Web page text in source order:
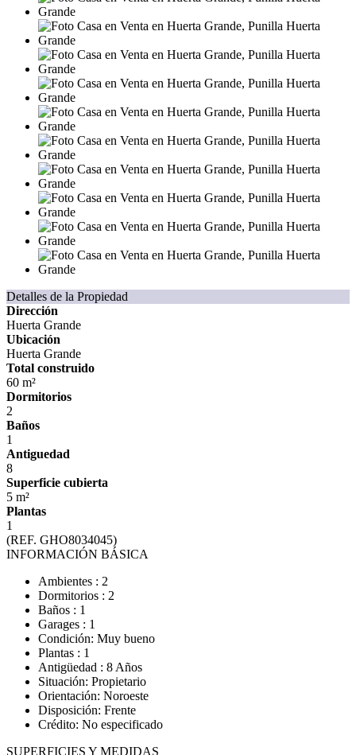
Detalles de la Propiedad
Dirección
Huerta Grande
Ubicación
Huerta Grande
Total construido
60 m²
Dormitorios
2
Baños
1
Antiguedad
8
Superficie cubierta
5 m²
Plantas
1
(REF. GHO8034045)
INFORMACIÓN BÁSICA
Ambientes : 2
Dormitorios : 2
Baños : 1
Garages : 1
Condición: Muy bueno
Plantas : 1
Antigüedad : 8 Años
Situación: Propietario
Orientación: Noroeste
Disposición: Frente
Crédito: No especificado
SUPERFICIES Y MEDIDAS